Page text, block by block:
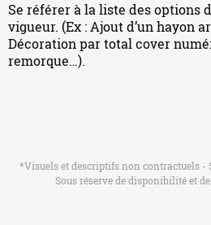
Se référer à la liste des options
vigueur. (Ex : Ajout d’un hayon
Décoration par total cover
remorque…).
*Visuels et descriptifs non contractuels -
Sous réserve de disponibilité et